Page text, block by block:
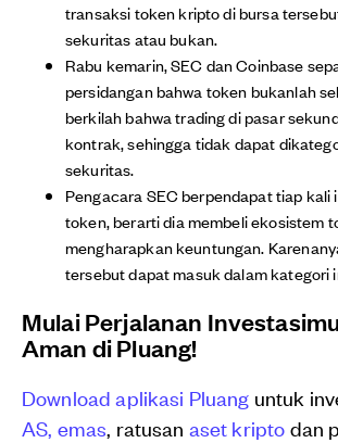
transaksi token kripto di bursa
sekuritas atau bukan.
Rabu kemarin, SEC dan Coinbase
persidangan bahwa token bukanlah
berkilah bahwa trading di pasar
kontrak, sehingga tidak dapat
sekuritas.
Pengacara SEC berpendapat tiap kali
token, berarti dia membeli ekosistem
mengharapkan keuntungan.
tersebut dapat masuk dalam kategori
Mulai Perjalanan
Aman di Pluang!
Download aplikasi Pluang untuk
AS, emas, ratusan aset kripto dan